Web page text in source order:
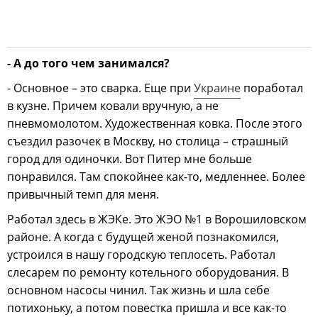
- А до того чем занимался?
- Основное – это сварка. Еще при Украине поработал
в кузне. Причем ковали вручную, а не
пневмомолотом. Художественная ковка. После этого
съездил разочек в Москву, но столица – страшный
город для одиночки. Вот Питер мне больше
понравился. Там спокойнее как-то, медленнее. Более
привычный темп для меня.
Работал здесь в ЖЭКе. Это ЖЭО №1 в Ворошиловском
районе. А когда с будущей женой познакомился,
устроился в нашу городскую теплосеть. Работал
слесарем по ремонту котельного оборудования. В
основном насосы чинил. Так жизнь и шла себе
потихоньку, а потом повестка пришла и все как-то